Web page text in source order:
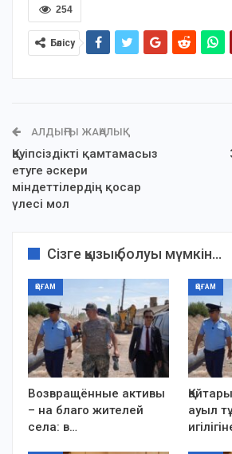
254
Бөлісу
АЛДЫҢҒЫ ЖАҢАЛЫҚ
Қауіпсіздікті қамтамасыз
етуге әскери
міндеттілердің қосар
үлесі мол
Сізге қызық болуы мүмкін...
ҚОҒАМ
Возвращённые активы
– на благо жителей
села: в…
ҚОҒАМ
ауыл